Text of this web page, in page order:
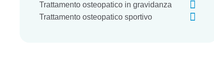
Trattamento osteopatico in gravidanza
Trattamento osteopatico sportivo